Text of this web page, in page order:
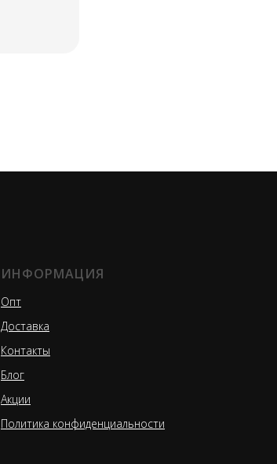
ИНФОРМАЦИЯ
Опт
Доставка
Контакты
Блог
Акции
Политика конфиденциальности